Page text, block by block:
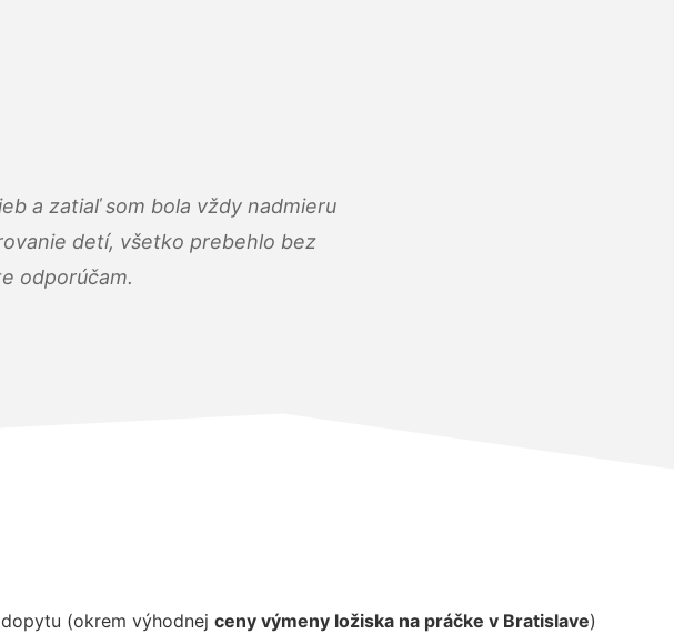
a zatiaľ som bola vždy nadmieru
detí, všetko prebehlo bez
odporúčam.
(okrem výhodnej ceny výmeny ložiska na práčke v Bratislave)